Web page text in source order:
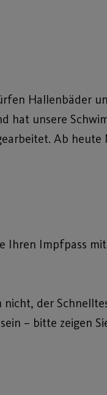
Hallenbäder
hat unsere
Ab heute
Ihren Impfpass
der
– bitte zeigen